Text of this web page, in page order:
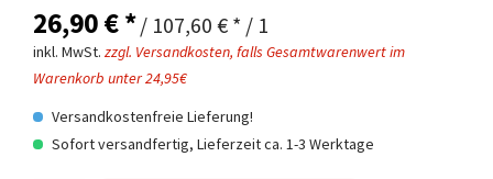
26,90 € */ 107,60 € * / 1
inkl. MwSt. zzgl. Versandkosten, falls Gesamtwarenwert im
Warenkorb unter 24,95€
Versandkostenfreie Lieferung!
Sofort versandfertig, Lieferzeit ca. 1-3 Werktage